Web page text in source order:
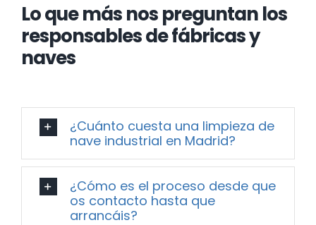
Lo que más nos preguntan los
responsables de fábricas y
naves
¿Cuánto cuesta una limpieza de
nave industrial en Madrid?
¿Cómo es el proceso desde que
os contacto hasta que
arrancáis?